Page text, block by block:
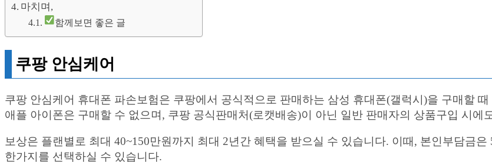
마치며,
함께보면 좋은 글
쿠팡 안심케어
쿠팡 안심케어 휴대폰 파손보험은 쿠팡에서 공식적으로 판매하는 삼성 휴대폰(갤럭시)을 구매할
애플 아이폰은 구매할 수 없으며, 쿠팡 공식판매처(로캣배송)이 아닌 일반 판매자의 상품구입 시에
보상은 플랜별로 최대 40~150만원까지 최대 2년간 혜택을 받으실 수 있습니다. 이때, 본인부담금
한가지를 선택하실 수 있습니다.